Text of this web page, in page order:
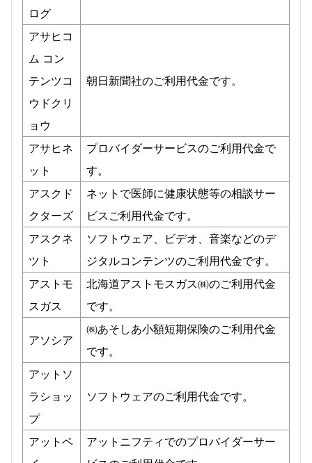
ログ
アサヒコ
ム コン
テンツコ
ウドクリ
ョウ
朝日新聞社のご利用代金です。
アサヒネ
ット
プロバイダーサービスのご利用代金で
す。
アスクド
クターズ
ネットで医師に健康状態等の相談サー
ビスご利用代金です。
アスクネ
ツト
ソフトウェア、ビデオ、音楽などのデ
ジタルコンテンツのご利用代金です。
アストモ
スガス
北海道アストモスガス㈱のご利用代金
です。
アソシア
㈱あそしあ小額短期保険のご利用代金
です。
アットソ
ラショッ
プ
ソフトウェアのご利用代金です。
アットペ
アットニフティでのプロバイダーサー